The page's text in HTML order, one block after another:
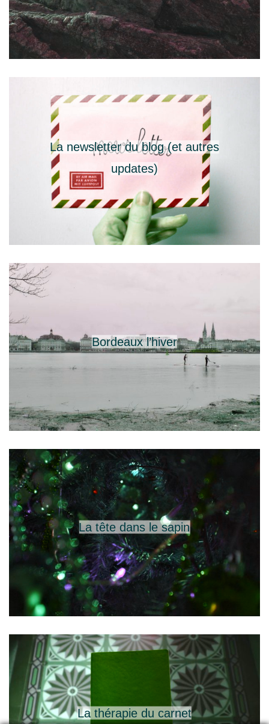
La newsletter du blog (et autres
updates)
Bordeaux l’hiver
La tête dans le sapin
La thérapie du carnet